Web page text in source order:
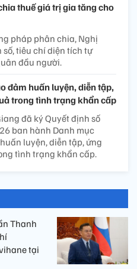
thuế giá trị gia tăng cho
pháp phân chia, Nghị
tiêu chí diện tích tự
đầu người.
đảm huấn luyện, diễn tập,
trong tình trạng khẩn cấp
đã ký Quyết định số
ban hành Danh mục
luyện, diễn tập, ứng
tình trạng khẩn cấp.
Thanh
tại